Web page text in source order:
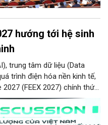
hướng tới hệ sinh
trung tâm dữ liệu (Data
trình điện hóa nền kinh tế,
(FEEX 2027) chính thức
kết nối, thúc đẩy đầu tư,
sinh thái tại Việt Nam.